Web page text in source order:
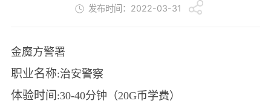
发布时间：2022-03-31
金魔方警署
职业名称:治安警察
体验时间 :30-40分钟（20G币学费）